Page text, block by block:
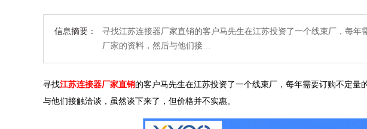
信息摘要：
寻找江苏连接器厂家直销的客户马先生在江苏投资了一个线束厂，每
厂家的资料，然后与他们接…
寻找江苏连接器厂家直销的客户马先生在江苏投资了一个线束厂，每年需要订购不定
与他们接触洽谈，虽然谈下来了，但价格并不实惠。